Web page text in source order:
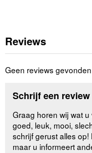
Reviews
Geen reviews
Schrijf een review
Graag horen wij wat
goed, leuk, mooi,
schrijf gerust alles
maar u informeert